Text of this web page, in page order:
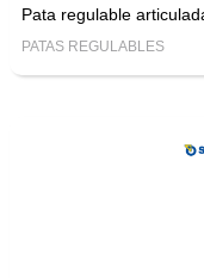
Pata regulable
PATAS REGULABLES